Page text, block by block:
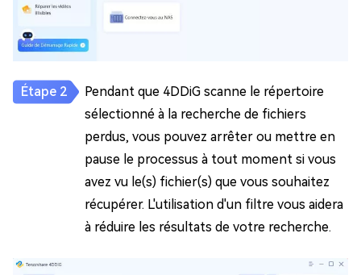
Pendant que 4DDiG scanne le répertoire
sélectionné à la recherche de fichiers
perdus, vous pouvez arrêter ou mettre en
pause le processus à tout moment si vous
avez vu le(s) fichier(s) que vous souhaitez
récupérer. L'utilisation d'un filtre vous aidera
à réduire les résultats de votre recherche.